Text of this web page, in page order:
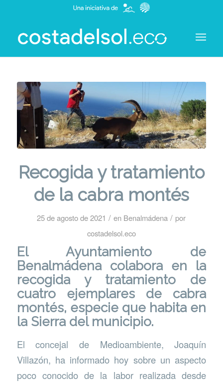
Recogida y tratamiento
de la cabra montés
25 de agosto de 2021 / en Benalmádena / por
costadelsol.eco
El Ayuntamiento de
Benalmádenacolabora en la
recogida y tratamiento de
cuatro ejemplares de cabra
montés, especie que habita en
la Sierra del municipio.
El concejal de Medioambiente, Joaquín
Villazón, ha informado hoy sobre un aspecto
poco conocido de la labor realizada desde